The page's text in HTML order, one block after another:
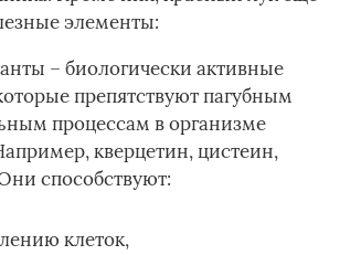
элементы:
– биологически активные
препятствуют пагубным
процессам в организме
кверцетин, цистеин,
способствуют:
клеток,